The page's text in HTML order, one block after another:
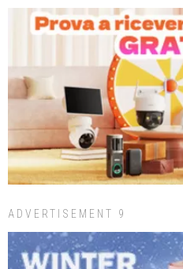
ADVERTISEMENT 9